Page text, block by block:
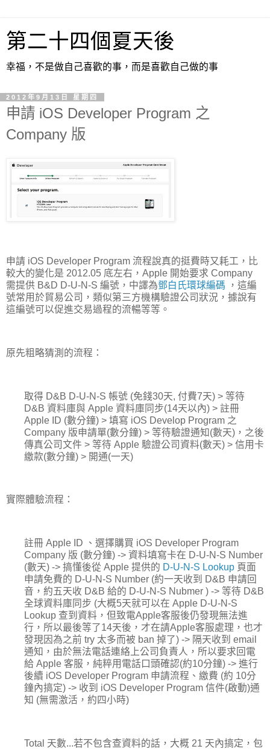
第二十四個夏天後
幸福，不是做自己喜歡的事，而是喜歡自己做的事
2012年9月13日 星期四
申請 iOS Developer Program 之
Company 版
申請 iOS Developer Program 流程說真的挺費時又耗工，比
較大的變化是 2012.05 底左右，Apple 開始要求 Company
需提供 B&D D-U-N-S 編號，中譯為鄧白氏環球編碼 ，這編
號常用於貿易公司，類似第三方機構驗證公司狀況，據說有
這編號可以促進交易過程的流暢等等。
原先粗略猜測的流程：
取得 D&B D-U-N-S 帳號 (免錢30天, 付費7天) > 等待
D&B 資料庫與 Apple 資料庫同步(14天以內) > 註冊
Apple ID (數分鐘) > 填寫 iOS Develop Program 之
Company 版申請單(數分鐘) > 等待驗證通知(數天)，之後
傳真公司文件 > 等待 Apple 驗證公司資料(數天) > 信用卡
繳款(數分鐘) > 開通(一天)
實際體驗流程：
註冊 Apple ID 、選擇購買 iOS Developer Program
Company 版 (數分鐘) -> 資料填寫卡在 D-U-N-S Number
(數天) -> 搞懂後從 Apple 提供的 D-U-N-S Lookup 頁面
申請免費的 D-U-N-S Number (約一天收到 D&B 申請回
音，約五天收 D&B 給的 D-U-N-S Nubmer ) -> 等待 D&B
全球資料庫同步 (大概5天就可以在 Apple D-U-N-S
Lookup 查到資料，但致電Apple客服後仍發現無法進
行，所以最後等了14天後，才在請Apple客服處理，也才
發現因為之前 try 太多而被 ban 掉了) -> 隔天收到 email
通知，由於無法電話連絡上公司負責人，所以要求回電
給 Apple 客服，純粹用電話口頭確認(約10分鐘) -> 進行
後續 iOS Developer Program 申請流程、繳費 (約 10分
鐘內搞定) -> 收到 iOS Developer Program 信件(啟動)通
知 (無需激活，約四小時)
Total 天數...若不包含查資料的話，大概 21 天內搞定，包